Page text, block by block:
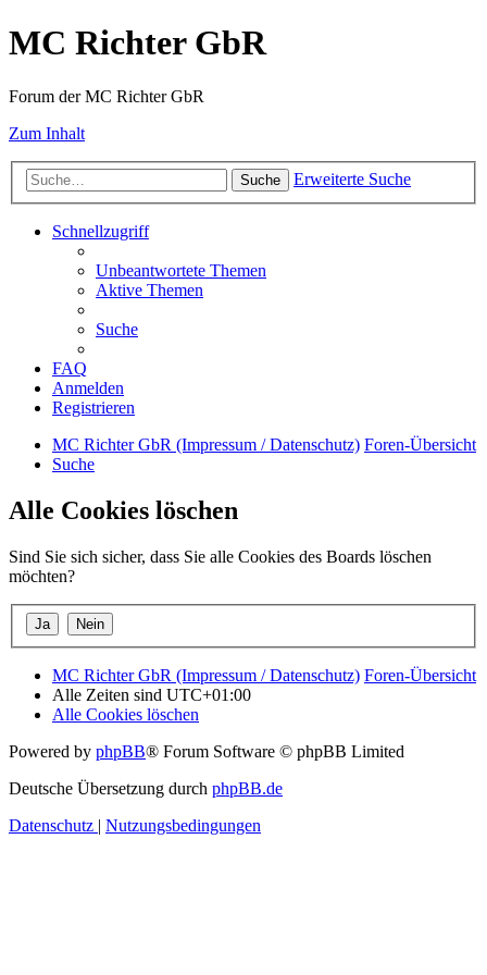
MC Richter GbR
Forum der MC Richter GbR
Zum Inhalt
Suche Erweiterte Suche
Schnellzugriff
Unbeantwortete Themen
Aktive Themen
Suche
FAQ
Anmelden
Registrieren
MC Richter GbR (Impressum / Datenschutz) Foren-Übersicht
Suche
Alle Cookies löschen
Sind Sie sich sicher, dass Sie alle Cookies des Boards löschen
möchten?
MC Richter GbR (Impressum / Datenschutz) Foren-Übersicht
Alle Zeiten sind UTC+01:00
Alle Cookies löschen
Powered by phpBB® Forum Software © phpBB Limited
Deutsche Übersetzung durch phpBB.de
Datenschutz | Nutzungsbedingungen